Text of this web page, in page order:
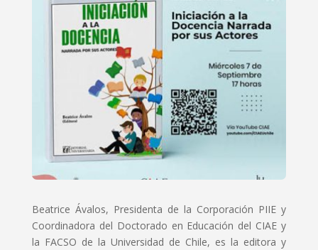
Beatrice Ávalos, Presidenta de la Corporación PIIE y
Coordinadora del Doctorado en Educación del CIAE y
la FACSO de la Universidad de Chile, es la editora y